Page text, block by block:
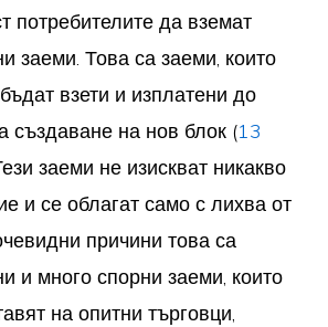
потребителите да вземат
заеми. Това са заеми, които
взети и изплатени до
създаване на нов блок (13
заеми не изискват никакво
и се облагат само с лихва от
причини това са
и много спорни заеми, които
на опитни търговци,